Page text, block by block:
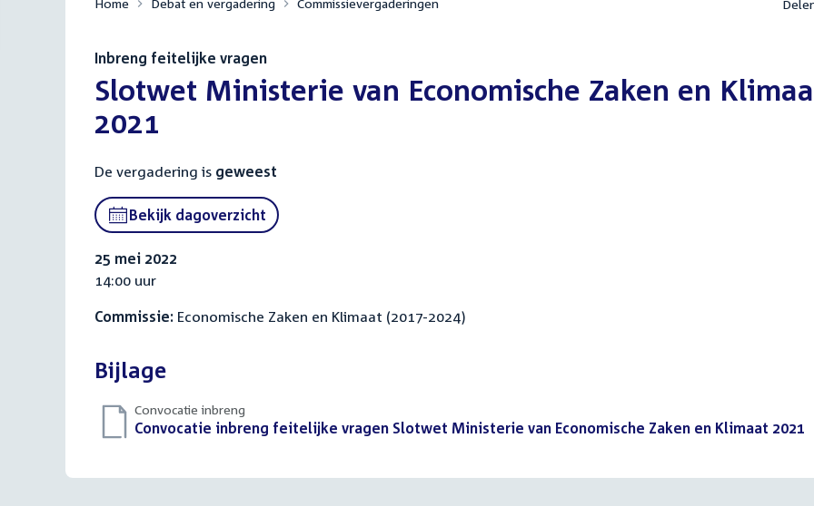
Home Debat en vergadering Commissievergaderingen
Inbreng feitelijke vragen
:Slotwet Ministerie van Economische Zaken en
2021
De vergadering is geweest
Bekijk dagoverzicht
25 mei 2022
14:00 uur
Commissie: Economische Zaken en Klimaat (2017-2024)
Bijlage
Convocatie inbreng
Download
Convocatie inbreng feitelijke vragen Slotwet Ministerie van Economische Zaken en Klimaat 2021